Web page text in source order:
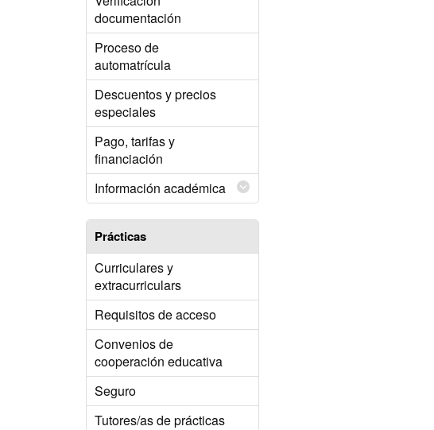
documentación
Proceso de
automatrícula
Descuentos y precios
especiales
Pago, tarifas y
financiación
Información académica
Prácticas
Curriculares y
extracurriculars
Requisitos de acceso
Convenios de
cooperación educativa
Seguro
Tutores/as de prácticas